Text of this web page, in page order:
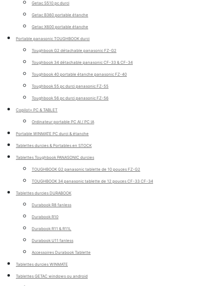
Getac S510 pc durci
Getac B360 portable étanche
Getac X600 portable étanche
Portable panasonic TOUGHBOOK durci
Toughbook G2 détachable panasonic FZ-G2
Toughbook 34 détachable panasonic CF-33 & CF-34
Toughbook 40 portable étanche panasonic FZ-40
Toughbook 55 pc durci panasonic FZ-55
Toughbook 56 pc durci panasonic FZ-56
Copilot+ PC & TABLET
Ordinateur portable PC AI / PC IA
Portable WINMATE PC durci & étanche
Tablettes durcies & Portables en STOCK
Tablettes Toughbook PANASONIC durcies
TOUGHBOOK G2 panasonic tablette de 10 pouces FZ-G2
TOUGHBOOK 34 panasonic tablette de 12 pouces CF-33 CF-34
Tablettes durcies DURABOOK
Durabook R8 fanless
Durabook R10
Durabook R11 & R11L
Durabook U11 fanless
Accessoires Durabook Tablette
Tablettes durcies WINMATE
Tablettes GETAC windows ou android